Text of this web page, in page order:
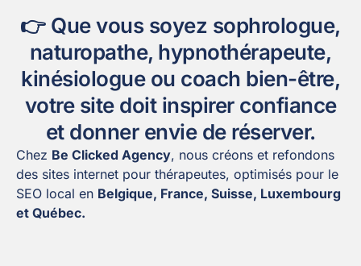
👉 Que vous soyez sophrologue,
naturopathe, hypnothérapeute,
kinésiologue ou coach bien-être,
votre site doit inspirer confiance
et donner envie de réserver.
Chez Be Clicked Agency, nous créons et refondons
des sites internet pour thérapeutes, optimisés pour le
SEO local en Belgique, France, Suisse, Luxembourg
et Québec.